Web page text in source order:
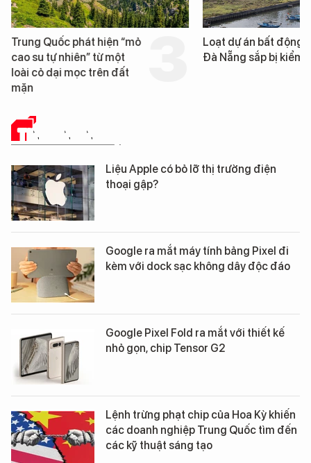
Trung Quốc phát hiện “mỏ
cao su tự nhiên” từ một
loài cỏ dại mọc trên đất
mặn
Loạt dự án bất động
Đà Nẵng sắp bị kiểm
TIN CÔNG NGHỆ
Liệu Apple có bỏ lỡ thị trường điện
thoại gập?
Google ra mắt máy tính bảng Pixel đi
kèm với dock sạc không dây độc đáo
Google Pixel Fold ra mắt với thiết kế
nhỏ gọn, chip Tensor G2
Lệnh trừng phạt chip của Hoa Kỳ khiến
các doanh nghiệp Trung Quốc tìm đến
các kỹ thuật sáng tạo